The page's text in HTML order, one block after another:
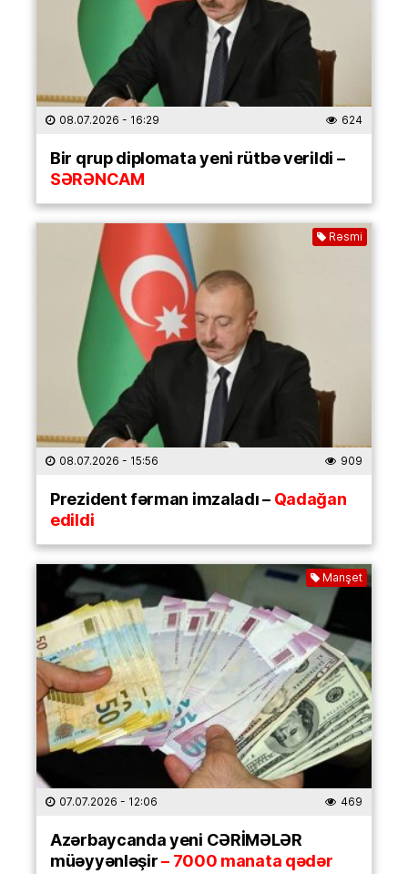
08.07.2026 - 16:29 624
Bir qrup diplomata yeni rütbə verildi –
SƏRƏNCAM
Rəsmi
08.07.2026 - 15:56 909
Prezident fərman imzaladı –Qadağan
edildi
Manşet
07.07.2026 - 12:06 469
Azərbaycanda yeni CƏRİMƏLƏR
müəyyənləşir– 7000 manata qədər